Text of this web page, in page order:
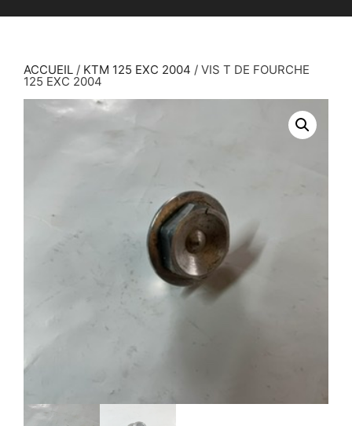
ACCUEIL / KTM 125 EXC 2004 / VIS T DE FOURCHE
125 EXC 2004